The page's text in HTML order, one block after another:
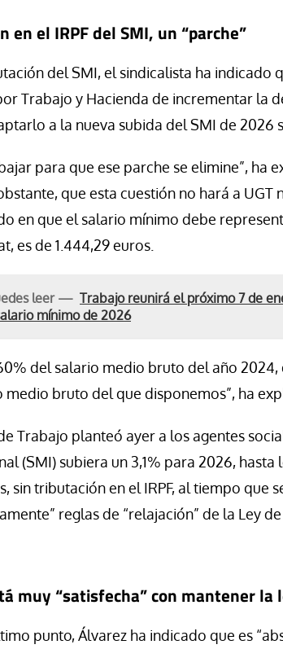
en el IRPF del SMI, un “parche”
del SMI, el sindicalista ha
Trabajo y Hacienda de incrementar la
a la nueva subida del SMI de 2026
para que ese parche se elimine”, ha
que esta cuestión no hará a UGT
en que el salario mínimo debe
es de 1.444,29 euros.
leer — Trabajo reunirá el próximo 7 de
mínimo de 2026
del salario medio bruto del año 2024,
bruto del que disponemos”, ha
Trabajo planteó ayer a los agentes
(SMI) subiera un 3,1% para 2026, hasta
sin tributación en el IRPF, al tiempo que
reglas de “relajación” de la Ley
muy “satisfecha” con mantener la
punto, Álvarez ha indicado que es